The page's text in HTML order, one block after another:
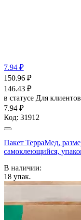
7.94 ₽
150.96 ₽
146.43 ₽
в статусе Для
7.94 ₽
Код: 31912
Пакет ТерраМед,
самоклеющийся,
В наличии:
18 упак.